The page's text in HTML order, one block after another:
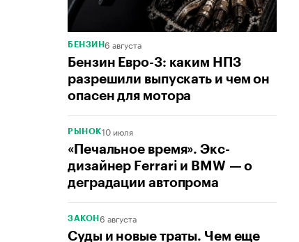
БЕНЗИН6 августа
Бензин Евро-3: каким НПЗ
разрешили выпускать и чем он
опасен для мотора
РЫНОК10 июля
«Печальное время». Экс-
дизайнер Ferrari и BMW — о
деградации автопрома
ЗАКОН 6 августа
Суды и новые траты. Чем еще